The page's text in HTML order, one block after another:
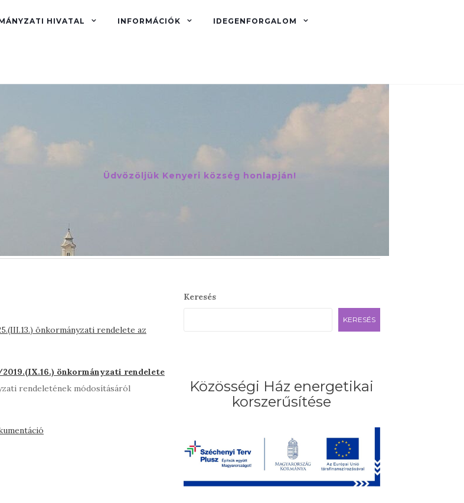
HIVATAL INFORMÁCIÓK IDEGENFORGALOM
Üdvözöljük Kenyeri község honlapján!
önkormányzati rendelete az
önkormányzati rendelete
rendeletének módosításáról
Keresés
KERESÉS
Közösségi Ház energetikai
korszerűsítése